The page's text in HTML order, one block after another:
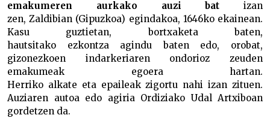
emakumeren aurkako auzi bat izan
zen, Zaldibian (Gipuzkoa) egindakoa, 1646ko ekainean.
Kasu guztietan, bortxaketa baten,
hautsitako ezkontza agindu baten edo, orobat,
gizonezkoen indarkeriaren ondorioz zeuden
emakumeak egoera hartan.
Herriko alkate eta epaileak zigortu nahi izan zituen.
Auziaren autoa edo agiria Ordiziako Udal Artxiboan
gordetzen da.